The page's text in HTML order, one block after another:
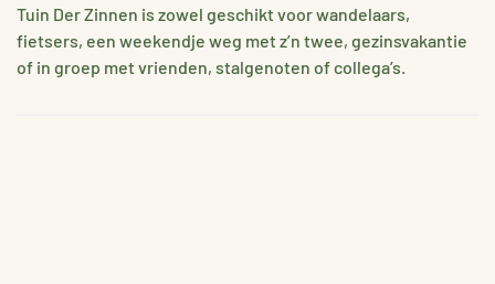
Tuin Der Zinnen is zowel geschikt voor wandelaars,
fietsers, een weekendje weg met z’n twee, gezinsvakantie
of in groep met vrienden, stalgenoten of collega’s.